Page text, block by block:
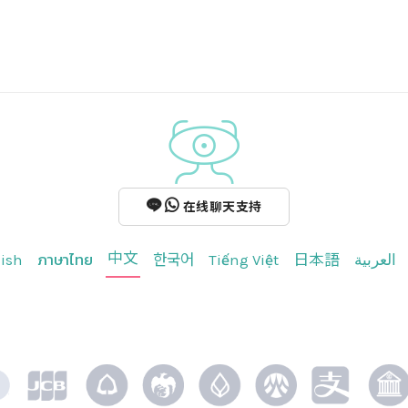
在线聊天支持
ภาษาไทย 中文 한국어 Tiếng Việt 日本語 العربية